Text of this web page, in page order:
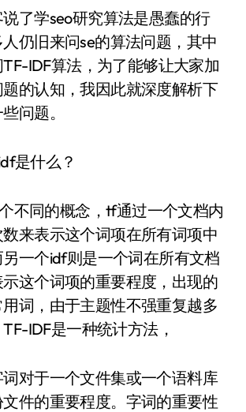
了学seo研究算法是愚蠢的行
仍旧来问se的算法问题，其中
IDF算法，为了能够让大家加
的认知，我因此就深度解析下
问题。
是什么？
不同的概念，tf通过一个文档内
来表示这个词项在所有词项中
一个idf则是一个词在所有文档
这个词项的重要程度，出现的
词，由于主题性不强重复越多
IDF是一种统计方法，
对于一个文件集或一个语料库
件的重要程度。字词的重要性